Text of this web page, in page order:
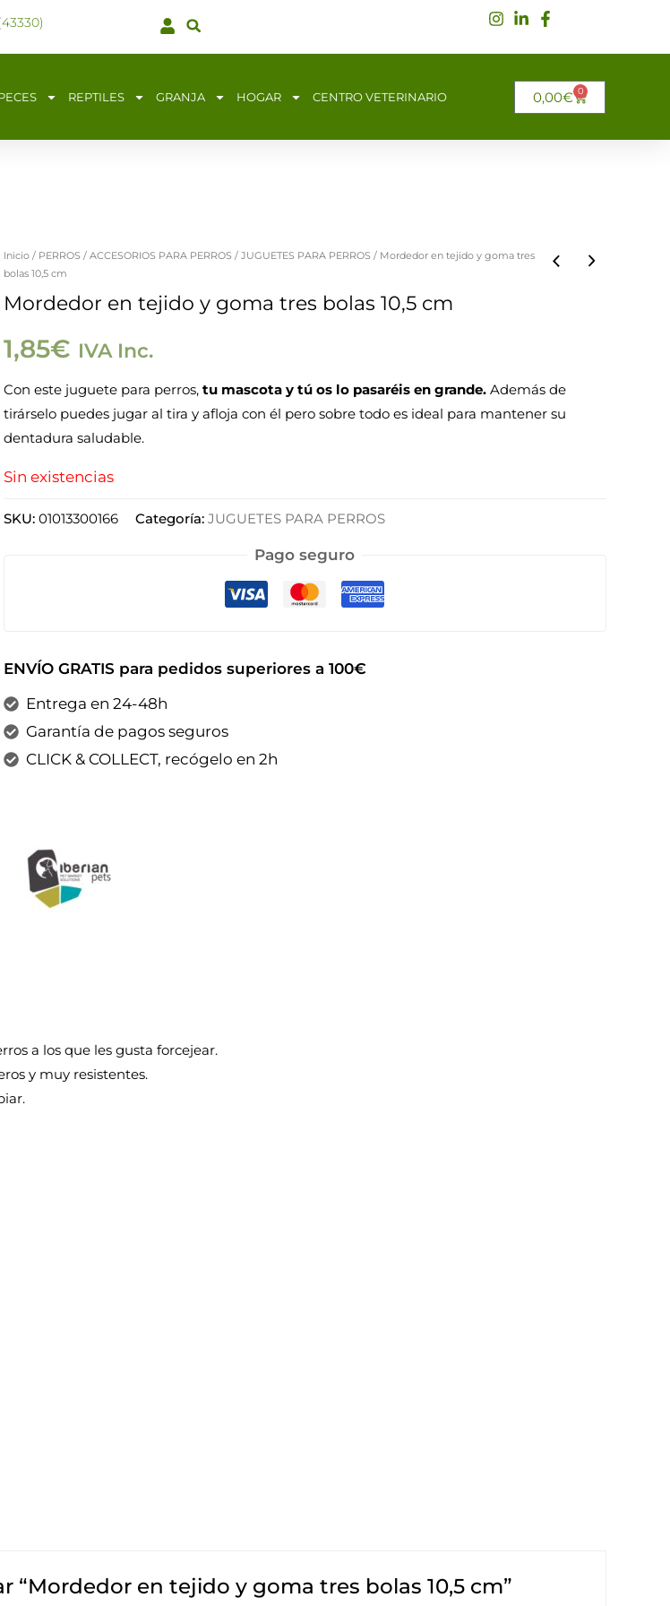
REPTILES GRANJA HOGAR CENTRO VETERINARIO 0,00€ 0
CARRITO
Inicio/ PERROS / ACCESORIOS PARA PERROS / JUGUETES PARA PERROS / Mordedor en tejido y goma tres
bolas 10,5 cm
Mordedor en tejido y goma tres bolas 10,5 cm
1,85€ IVA Inc.
Con este juguete para perros, tu mascota y tú os lo pasaréis en grande.Además de
tirárselo puedes jugar al tira y afloja con él pero sobre todo es ideal para mantener su
dentadura saludable.
Sin existencias
SKU: 01013300166 Categoría: JUGUETES PARA PERROS
Pago seguro
ENVÍO GRATIS para pedidos superiores a 100€
Entrega en 24-48h
Garantía de pagos seguros
CLICK & COLLECT, recógelo en 2h
a los que les gusta forcejear.
y muy resistentes.
“Mordedor en tejido y goma tres bolas 10,5 cm”